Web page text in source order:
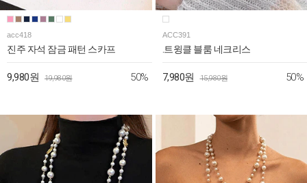
acc418
진주 자석 잠금 패턴 스카프
9,980원 19,980원 50%
ACC391
.트윙클 블룸 네크리스
7,980원 15,980원 50%